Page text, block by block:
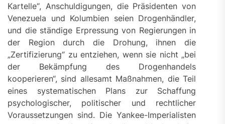
Kartelle“, Anschuldigungen, die Präsidenten von
Venezuela und Kolumbien seien Drogenhändler,
und die ständige Erpressung von Regierungen in
der Region durch die Drohung, ihnen die
„Zertifizierung“ zu entziehen, wenn sie nicht „bei
der Bekämpfung des Drogenhandels
kooperieren“, sind allesamt Maßnahmen, die Teil
eines systematischen Plans zur Schaffung
psychologischer, politischer und rechtlicher
Voraussetzungen sind. Die Yankee-Imperialisten